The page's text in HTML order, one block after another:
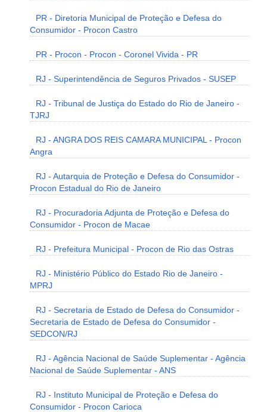
PR - Diretoria Municipal de Proteção e Defesa do
Consumidor - Procon Castro
PR - Procon - Procon - Coronel Vivida - PR
RJ - Superintendência de Seguros Privados - SUSEP
RJ - Tribunal de Justiça do Estado do Rio de Janeiro -
TJRJ
RJ - ANGRA DOS REIS CAMARA MUNICIPAL - Procon
Angra
RJ - Autarquia de Proteção e Defesa do Consumidor -
Procon Estadual do Rio de Janeiro
RJ - Procuradoria Adjunta de Proteção e Defesa do
Consumidor - Procon de Macae
RJ - Prefeitura Municipal - Procon de Rio das Ostras
RJ - Ministério Público do Estado Rio de Janeiro -
MPRJ
RJ - Secretaria de Estado de Defesa do Consumidor -
Secretaria de Estado de Defesa do Consumidor -
SEDCON/RJ
RJ - Agência Nacional de Saúde Suplementar - Agência
Nacional de Saúde Suplementar - ANS
RJ - Instituto Municipal de Proteção e Defesa do
Consumidor - Procon Carioca